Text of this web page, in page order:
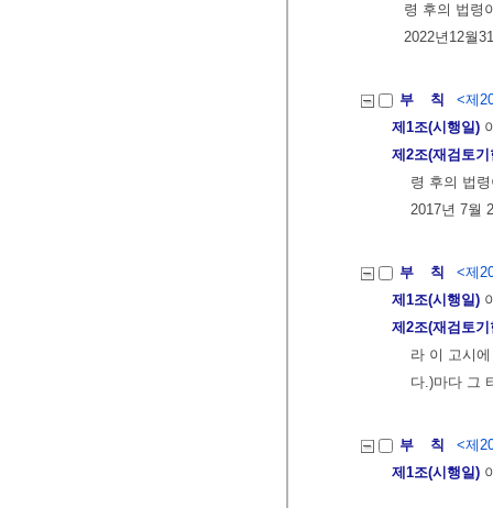
령 후의 법령
2022년12월
부 칙
<제
제1조(시행일)
제2조(재검토기
령 후의 법
2017년 7월
부 칙
<제
제1조(시행일)
제2조(재검토기
라 이 고시
다.)마다 그
부 칙
<제
제1조(시행일)